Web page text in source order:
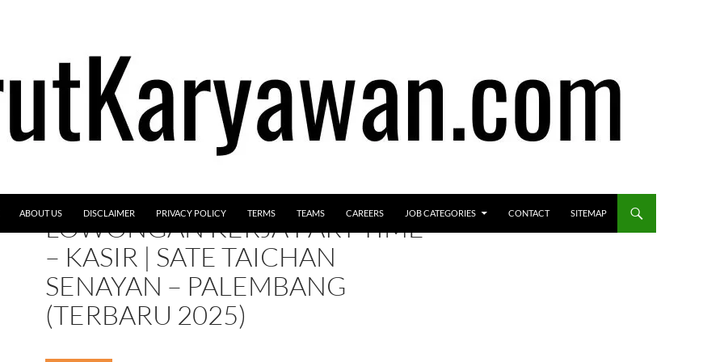
ABOUT US DISCLAIMER PRIVACY POLICY TERMS TEAMS CAREERS JOB CATEGORIES CONTACT SITEMAP
LOWONGAN KERJA PART-TIME
– KASIR | SATE TAICHAN
SENAYAN – PALEMBANG
(TERBARU 2025)